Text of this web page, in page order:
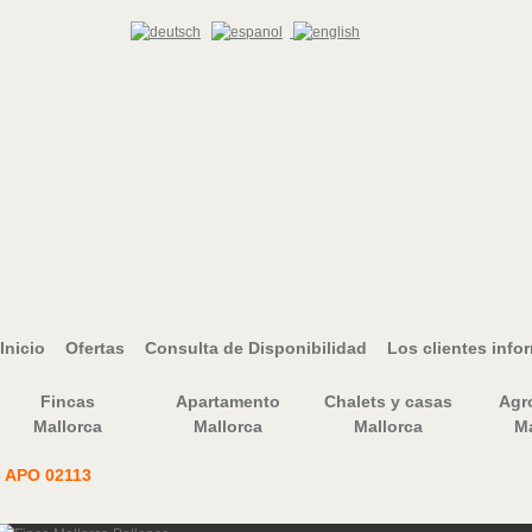
Inicio Ofertas Consulta de Disponibilidad Los clientes
Fincas
Mallorca
Apartamento
Mallorca
Chalets y casas
Mallorca
APO 02113